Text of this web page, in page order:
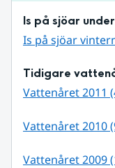
Is på sjöar
Is på sjöar
Tidigare
Vattenåret 2011
Vattenåret 2010
Vattenåret 2009